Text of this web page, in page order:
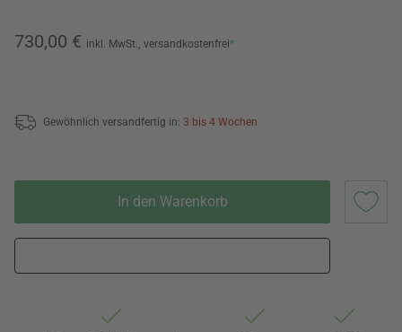
730,00 € inkl. MwSt., versandkostenfrei*
Gewöhnlich versandfertig in: 3 bis 4 Wochen
In den Warenkorb